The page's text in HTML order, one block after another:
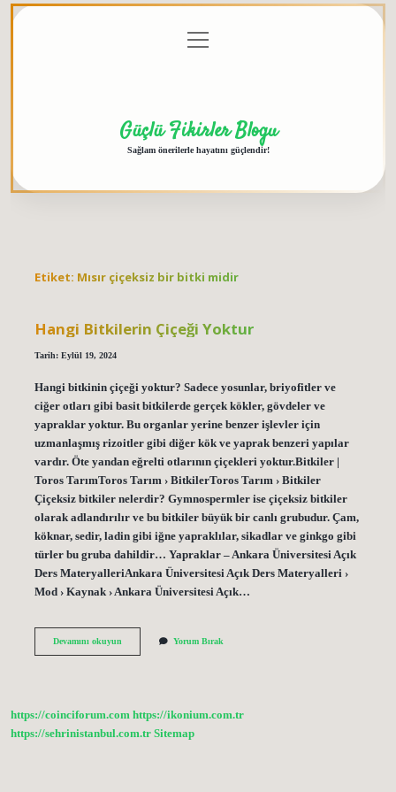
menüyü
aç
Güçlü Fikirler Blogu
Sağlam önerilerle hayatını güçlendir!
Etiket: Mısır çiçeksiz bir bitki midir
Hangi Bitkilerin Çiçeği Yoktur
Tarih: Eylül 19, 2024
Hangi bitkinin çiçeği yoktur? Sadece yosunlar, briyofitler ve
ciğer otları gibi basit bitkilerde gerçek kökler, gövdeler ve
yapraklar yoktur. Bu organlar yerine benzer işlevler için
uzmanlaşmış rizoitler gibi diğer kök ve yaprak benzeri yapılar
vardır. Öte yandan eğrelti otlarının çiçekleri yoktur.Bitkiler |
Toros TarımToros Tarım › BitkilerToros Tarım › Bitkiler
Çiçeksiz bitkiler nelerdir? Gymnospermler ise çiçeksiz bitkiler
olarak adlandırılır ve bu bitkiler büyük bir canlı grubudur. Çam,
köknar, sedir, ladin gibi iğne yapraklılar, sikadlar ve ginkgo gibi
türler bu gruba dahildir… Yapraklar – Ankara Üniversitesi Açık
Ders MateryalleriAnkara Üniversitesi Açık Ders Materyalleri ›
Mod › Kaynak › Ankara Üniversitesi Açık…
Devamını okuyunHangi
Yorum Bırak
https://coinciforum.com https://ikonium.com.tr
https://sehrinistanbul.com.tr Sitemap